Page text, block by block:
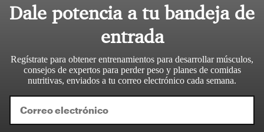
Dale potencia a tu bandeja de
entrada
Regístrate para obtener entrenamientos para desarrollar músculos,
consejos de expertos para perder peso y planes de comidas
nutritivas, enviados a tu correo electrónico cada semana.